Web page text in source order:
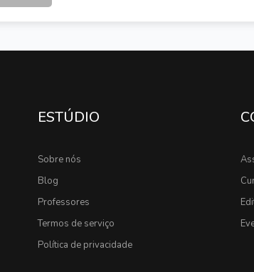
ESTÚDIO
Sobre nós
Blog
Professores
Termos de serviço
Política de privacidade